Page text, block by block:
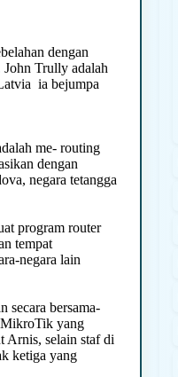
dengan
Trully adalah
ia bejumpa
me- routing
dengan
negara tetangga
program router
tempat
negara lain
secara bersama-
MikroTik yang
Arnis, selain staf di
ketiga yang